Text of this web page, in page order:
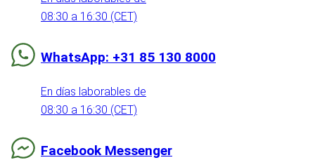
08:30 a 16:30 (CET)
WhatsApp: +31 85 130 8000
En días laborables de
08:30 a 16:30 (CET)
Facebook Messenger